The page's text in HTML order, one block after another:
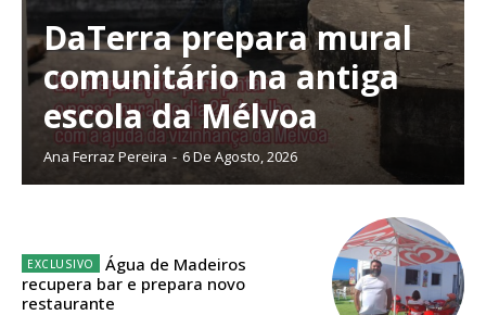
Planos de Assinatura
Faça-se assinante do Região de Cister e ajude-nos a manter este serviço
DaTerra prepara mural
comunitário na antiga
escola da Mélvoa
Ana Ferraz Pereira - 6 De Agosto, 2026
Água de Madeiros
recupera bar e prepara novo
restaurante